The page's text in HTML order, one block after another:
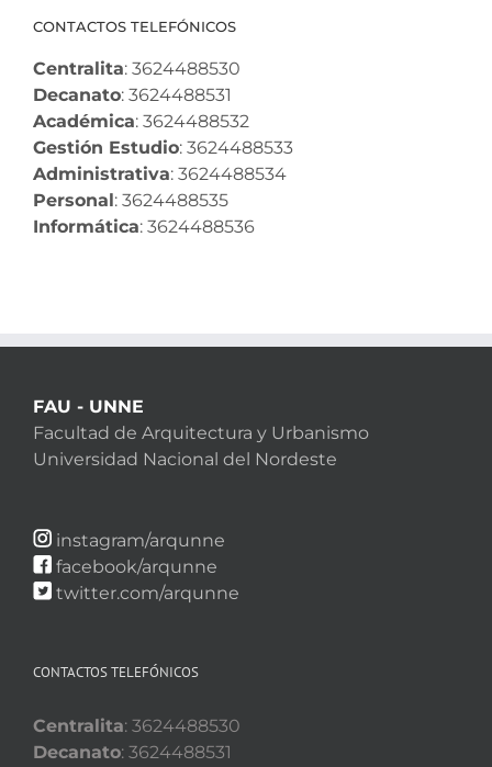
CONTACTOS TELEFÓNICOS
Centralita: 3624488530
Decanato: 3624488531
Académica: 3624488532
Gestión Estudio: 3624488533
Administrativa: 3624488534
Personal : 3624488535
Informática: 3624488536
FAU - UNNE
Facultad de Arquitectura y Urbanismo
Universidad Nacional del Nordeste
instagram/arqunne
facebook/arqunne
twitter.com/arqunne
CONTACTOS TELEFÓNICOS
Centralita: 3624488530
Decanato: 3624488531